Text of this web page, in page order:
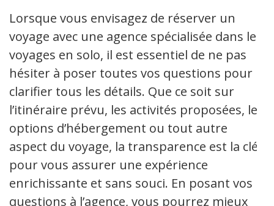
Lorsque vous envisagez de réserver un
voyage avec une agence spécialisée dans les
voyages en solo, il est essentiel de ne pas
hésiter à poser toutes vos questions pour
clarifier tous les détails. Que ce soit sur
l’itinéraire prévu, les activités proposées, les
options d’hébergement ou tout autre
aspect du voyage, la transparence est la clé
pour vous assurer une expérience
enrichissante et sans souci. En posant vos
questions à l’agence, vous pourrez mieux